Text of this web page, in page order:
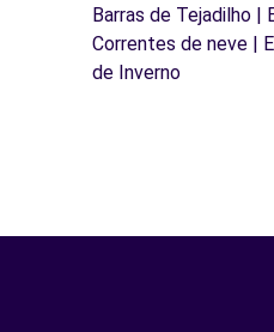
Barras de Tejadilho |
Correntes de neve |
de Inverno